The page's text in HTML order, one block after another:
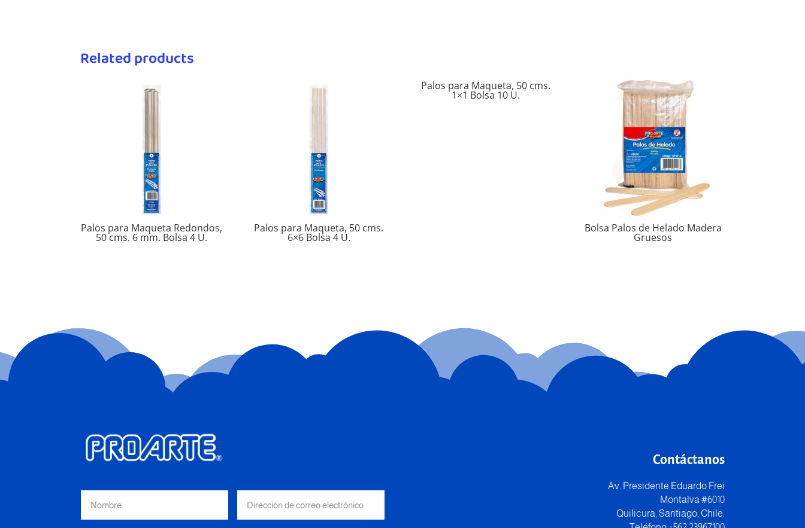
Related products
Palos para Maqueta Redondos,
50 cms. 6 mm. Bolsa 4 U.
Palos para Maqueta, 50 cms.
6×6 Bolsa 4 U.
Palos para Maqueta, 50 cms.
1×1 Bolsa 10 U.
Bolsa Palos de Helado Madera
Gruesos
Contáctanos
Av. Presidente Eduardo Frei
Montalva #6010
Quilicura, Santiago, Chile.